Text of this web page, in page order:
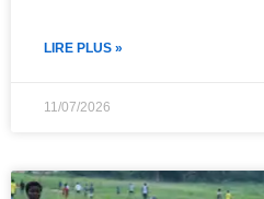
LIRE PLUS »
11/07/2026